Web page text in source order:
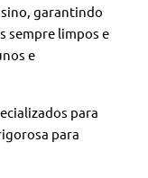
garantindo
sempre limpos e
e
para
para